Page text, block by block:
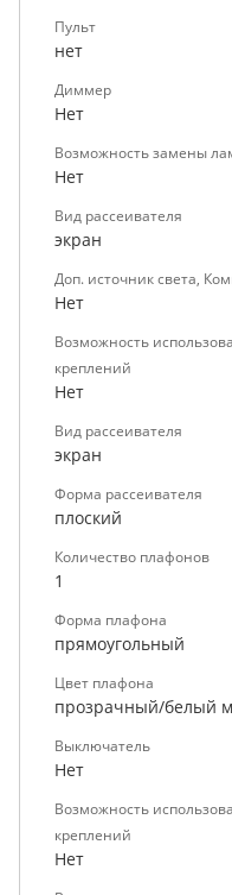
Пульт
нет
Диммер
Нет
Возможность замены
Нет
Вид рассеивателя
экран
Доп. источник света,
Нет
Возможность
креплений
Нет
Вид рассеивателя
экран
Форма рассеивателя
плоский
Количество плафонов
1
Форма плафона
прямоугольный
Цвет плафона
прозрачный/белый
Выключатель
Нет
Возможность
креплений
Нет